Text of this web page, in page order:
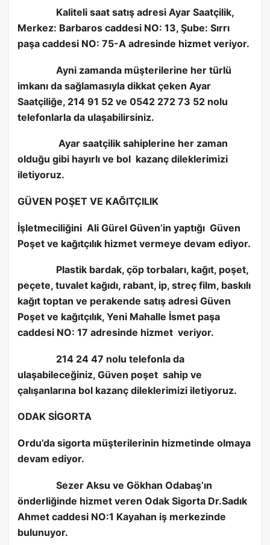
Kaliteli saat satış adresi Ayar Saatçilik,
Merkez: Barbaros caddesi NO: 13, Şube: Sırrı
paşa caddesi NO: 75-A adresinde hizmet veriyor.
Ayni zamanda müşterilerine her türlü
imkanı da sağlamasıyla dikkat çeken Ayar
Saatçiliğe, 214 91 52 ve 0542 272 73 52 nolu
telefonlarla da ulaşabilirsiniz.
Ayar saatçilik sahiplerine her zaman
olduğu gibi hayırlı ve bol kazanç dileklerimizi
iletiyoruz.
GÜVEN POŞET VE KAĞITÇILIK
İşletmeciliğini Ali Gürel Güven’in yaptığı Güven
Poşet ve kağıtçılık hizmet vermeye devam ediyor.
Plastik bardak, çöp torbaları, kağıt, poşet,
peçete, tuvalet kağıdı, rabant, ip, streç film, baskılı
kağıt toptan ve perakende satış adresi Güven
Poşet ve kağıtçılık, Yeni Mahalle İsmet paşa
caddesi NO: 17 adresinde hizmet veriyor.
214 24 47 nolu telefonla da
ulaşabileceğiniz, Güven poşet sahip ve
çalışanlarına bol kazanç dileklerimizi iletiyoruz.
ODAK SİGORTA
Ordu’da sigorta müşterilerinin hizmetinde olmaya
devam ediyor.
Sezer Aksu ve Gökhan Odabaş’ın
önderliğinde hizmet veren Odak Sigorta Dr.Sadık
Ahmet caddesi NO:1 Kayahan iş merkezinde
bulunuyor.